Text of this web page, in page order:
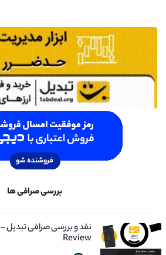
بررسی صرافی ها
Review